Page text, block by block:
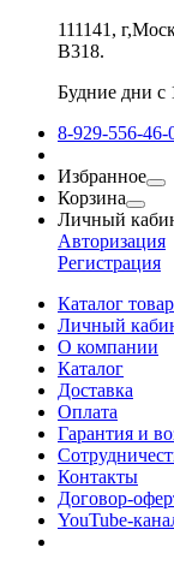
111141,
В318.
Будние дни с
8-929-556-46-
Избранное
Корзина
Личный
Авторизация
Регистрация
Каталог
Личный
О компании
Каталог
Доставка
Оплата
Гарантия и
Контакты
Договор-
YouTube-